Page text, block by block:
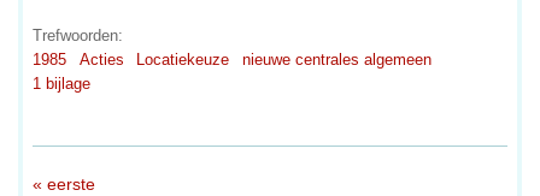
Trefwoorden:
1985
Acties Locatiekeuze
nieuwe centrales algemeen
1 bijlage
« eerste